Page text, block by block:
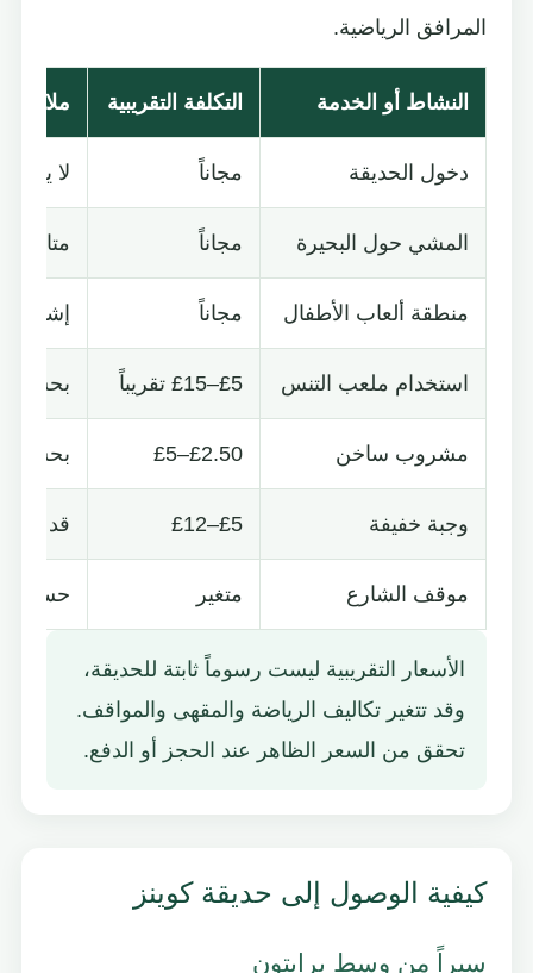
المرافق الرياضية.
النشاط أو الخدمة التكلفة التقريبية
دخول الحديقة مجاناً لا
المشي حول البحيرة مجاناً متاح
منطقة ألعاب الأطفال مجاناً إشراف
استخدام ملعب التنس £5–£15 تقريباً بحسب
مشروب ساخن £2.50–£5 بحسب
وجبة خفيفة £5–£12 قد
موقف الشارع متغير حسب
الأسعار التقريبية ليست رسوماً ثابتة للحديقة،
وقد تتغير تكاليف الرياضة والمقهى والمواقف.
تحقق من السعر الظاهر عند الحجز أو الدفع.
كيفية الوصول إلى حديقة كوينز
سيراً من وسط برايتون